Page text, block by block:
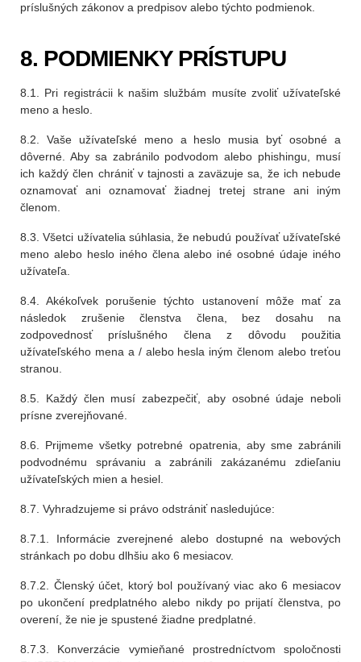
príslušných zákonov a predpisov alebo týchto podmienok.
8. PODMIENKY PRÍSTUPU
8.1. Pri registrácii k našim službám musíte zvoliť užívateľské
meno a heslo.
8.2. Vaše užívateľské meno a heslo musia byť osobné a
dôverné. Aby sa zabránilo podvodom alebo phishingu, musí
ich každý člen chrániť v tajnosti a zaväzuje sa, že ich nebude
oznamovať ani oznamovať žiadnej tretej strane ani iným
členom.
8.3. Všetci užívatelia súhlasia, že nebudú používať užívateľské
meno alebo heslo iného člena alebo iné osobné údaje iného
užívateľa.
8.4. Akékoľvek porušenie týchto ustanovení môže mať za
následok zrušenie členstva člena, bez dosahu na
zodpovednosť príslušného člena z dôvodu použitia
užívateľského mena a / alebo hesla iným členom alebo treťou
stranou.
8.5. Každý člen musí zabezpečiť, aby osobné údaje neboli
prísne zverejňované.
8.6. Prijmeme všetky potrebné opatrenia, aby sme zabránili
podvodnému správaniu a zabránili zakázanému zdieľaniu
užívateľských mien a hesiel.
8.7. Vyhradzujeme si právo odstrániť nasledujúce:
8.7.1. Informácie zverejnené alebo dostupné na webových
stránkach po dobu dlhšiu ako 6 mesiacov.
8.7.2. Členský účet, ktorý bol používaný viac ako 6 mesiacov
po ukončení predplatného alebo nikdy po prijatí členstva, po
overení, že nie je spustené žiadne predplatné.
8.7.3. Konverzácie vymieňané prostredníctvom spoločnosti